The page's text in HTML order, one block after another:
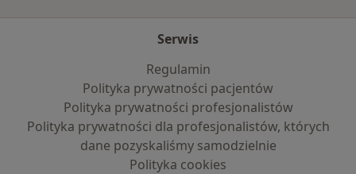
Serwis
Regulamin
Polityka prywatności pacjentów
Polityka prywatności profesjonalistów
Polityka prywatności dla profesjonalistów, których
dane pozyskaliśmy samodzielnie
Polityka cookies